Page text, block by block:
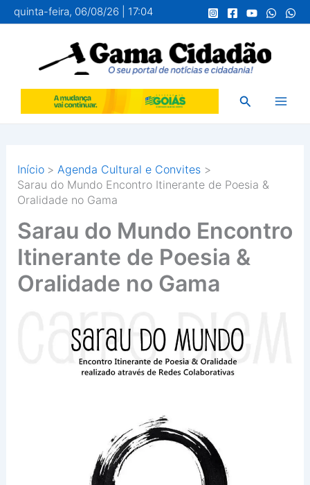
para
conteúdo
quinta-feira, 06/08/26 | 17:04
Pesquisar
Início
Agenda Cultural e Convites
Sarau do Mundo Encontro Itinerante de Poesia &
Oralidade no Gama
Sarau do Mundo Encontro
Itinerante de Poesia &
Oralidade no Gama